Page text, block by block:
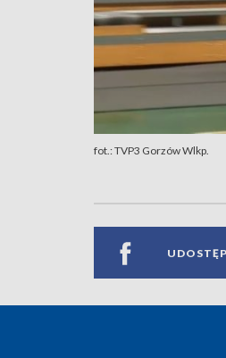
fot.: TVP3 Gorzów Wlkp.